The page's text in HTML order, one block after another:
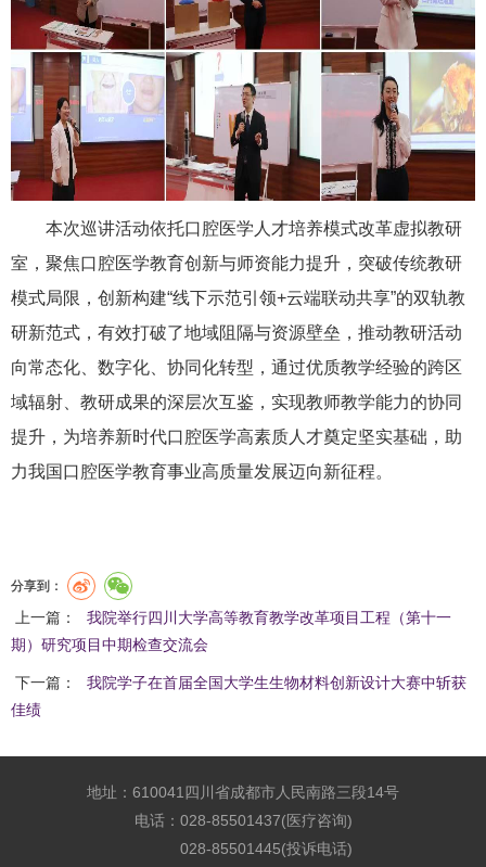
本次巡讲活动依托口腔医学人才培养模式改革虚拟教研
室，聚焦口腔医学教育创新与师资能力提升，突破传统教研
模式局限，创新构建“线下示范引领+云端联动共享”的双轨教
研新范式，有效打破了地域阻隔与资源壁垒，推动教研活动
向常态化、数字化、协同化转型，通过优质教学经验的跨区
域辐射、教研成果的深层次互鉴，实现教师教学能力的协同
提升，为培养新时代口腔医学高素质人才奠定坚实基础，助
力我国口腔医学教育事业高质量发展迈向新征程。
分享到：
上一篇：
我院举行四川大学高等教育教学改革项目工程（第十一
期）研究项目中期检查交流会
下一篇：
我院学子在首届全国大学生生物材料创新设计大赛中斩获
佳绩
地址：610041四川省成都市人民南路三段14号
电话：028-85501437(医疗咨询)
028-85501445(投诉电话)